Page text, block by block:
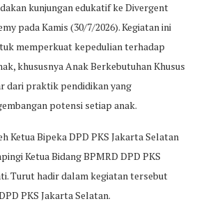
kunjungan edukatif ke Divergent
pada Kamis (30/7/2026). Kegiatan ini
memperkuat kepedulian terhadap
khususnya Anak Berkebutuhan Khusus
dari praktik pendidikan yang
potensi setiap anak.
Ketua Bipeka DPD PKS Jakarta Selatan
Ketua Bidang BPMRD DPD PKS
Turut hadir dalam kegiatan tersebut
PKS Jakarta Selatan.